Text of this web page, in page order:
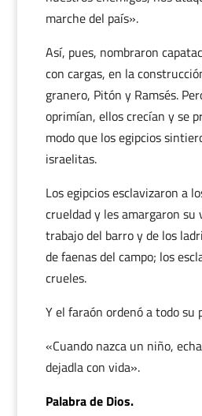
marche del país».
Así, pues, nombraron
con cargas, en la
granero, Pitón y Ramsés.
oprimían, ellos crecían y se
modo que los egipcios
israelitas.
Los egipcios esclavizaron a
crueldad y les amargaron su
trabajo del barro y de los
de faenas del campo; los
crueles.
Y el faraón ordenó a todo su
«Cuando nazca un niño,
dejadla con vida».
Palabra de Dios.